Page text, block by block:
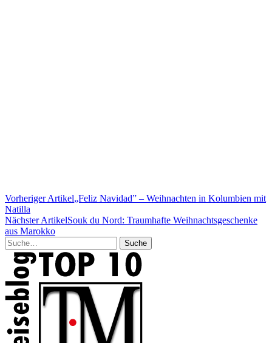
Vorheriger Artikel„Feliz Navidad” – Weihnachten in Kolumbien mit
Natilla
Nächster ArtikelSouk du Nord: Traumhafte Weihnachtsgeschenke
aus Marokko
Suche